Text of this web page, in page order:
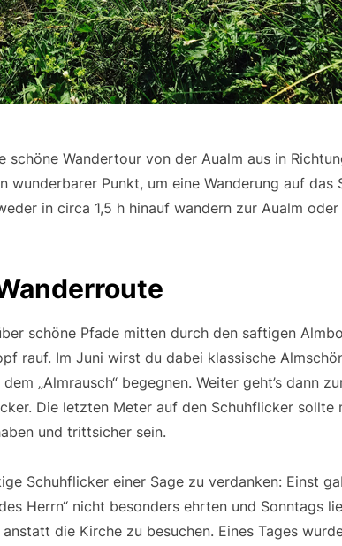
schöne Wandertour von der Aualm aus in
wunderbarer Punkt, um eine Wanderung auf das
in circa 1,5 h hinauf wandern zur Aualm
schöne Pfade mitten durch den saftigen
rauf. Im Juni wirst du dabei klassische
„Almrausch“ begegnen. Weiter geht’s dann
Die letzten Meter auf den Schuhflicker sollte
und trittsicher sein.
Schuhflicker einer Sage zu verdanken: Einst
Herrn“ nicht besonders ehrten und Sonntags
die Kirche zu besuchen. Eines Tages